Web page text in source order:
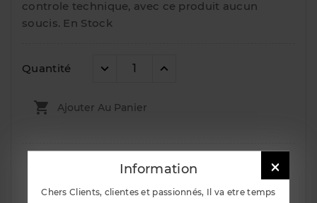
controle technique, avec ce produit aucun
soucis. En Stock
Quantité
 Ajouter Au Panier

Information
Chers Clients, clientes et passionnés, Il va etre temps